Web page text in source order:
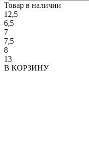
Товар в наличии
12,5
6,5
7
7,5
8
13
В КОРЗИНУ